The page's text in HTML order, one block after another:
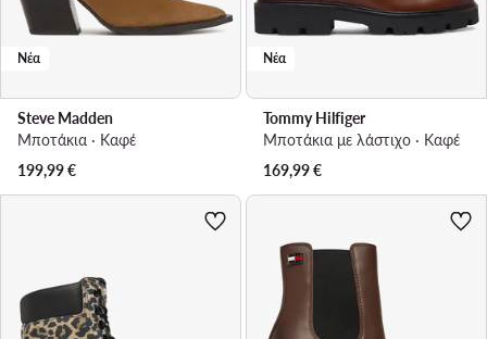
Νέα
Steve Madden
Μποτάκια · Καφέ
199,99€
Νέα
Tommy Hilfiger
Μποτάκια με λάστιχο · Καφέ
169,99€